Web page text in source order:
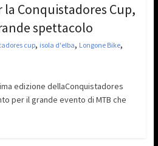
Conquistadores Cup,
spettacolo
cup, isola d'elba, Longone Bike,
edizione dellaConquistadores
per il grande evento di MTB che